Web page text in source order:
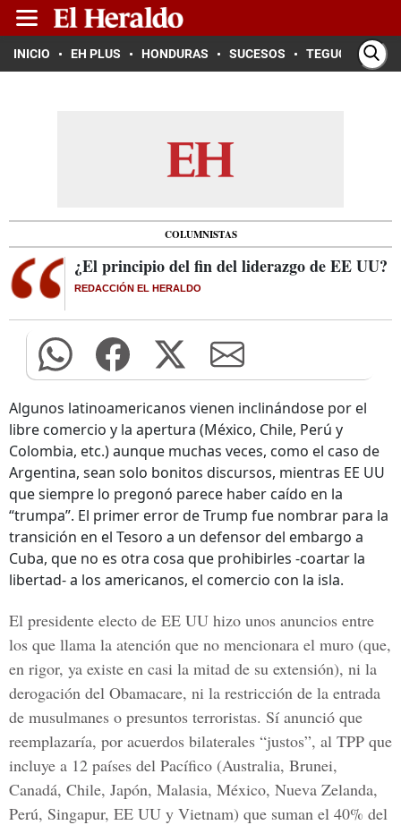
INICIO EH PLUS HONDURAS SUCESOS TEGUCIGALPA
COLUMNISTAS
¿El principio del fin del liderazgo de EE UU?
REDACCIÓN EL HERALDO
Algunos latinoamericanos vienen inclinándose por el
libre comercio y la apertura (México, Chile, Perú y
Colombia, etc.) aunque muchas veces, como el caso de
Argentina, sean solo bonitos discursos, mientras EE UU
que siempre lo pregonó parece haber caído en la
“trumpa”. El primer error de Trump fue nombrar para la
transición en el Tesoro a un defensor del embargo a
Cuba, que no es otra cosa que prohibirles -coartar la
libertad- a los americanos, el comercio con la isla.
El presidente electo de EE UU hizo unos anuncios entre
los que llama la atención que no mencionara el muro (que,
en rigor, ya existe en casi la mitad de su extensión), ni la
derogación del Obamacare, ni la restricción de la entrada
de musulmanes o presuntos terroristas. Sí anunció que
reemplazaría, por acuerdos bilaterales “justos”, al TPP que
incluye a 12 países del Pacífico (Australia, Brunei,
Canadá, Chile, Japón, Malasia, México, Nueva Zelanda,
Perú, Singapur, EE UU y Vietnam) que suman el 40% del